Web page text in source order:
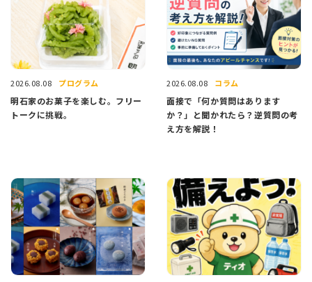
2026.08.08 プログラム
明石家のお菓子を楽しむ。フリー
トークに挑戦。
2026.08.08 コラム
面接で「何か質問はあります
か？」と聞かれたら？逆質問の考
え方を解説！